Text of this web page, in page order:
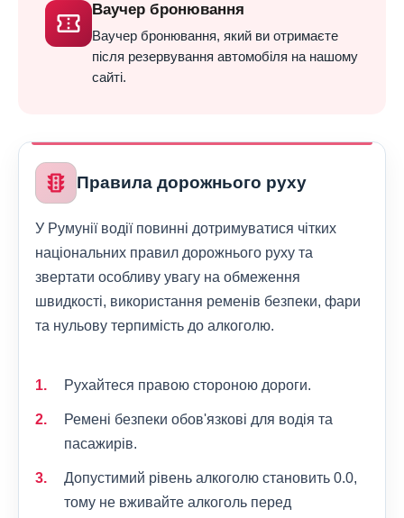
confirmation_number
Ваучер бронювання
Ваучер бронювання, який ви отримаєте
після резервування автомобіля на нашому
сайті.
traffic Правила дорожнього руху
У Румунії водії повинні дотримуватися чітких
національних правил дорожнього руху та
звертати особливу увагу на обмеження
швидкості, використання ременів безпеки, фари
та нульову терпимість до алкоголю.
Рухайтеся правою стороною дороги.
Ремені безпеки обов'язкові для водія та
пасажирів.
Допустимий рівень алкоголю становить 0.0,
тому не вживайте алкоголь перед